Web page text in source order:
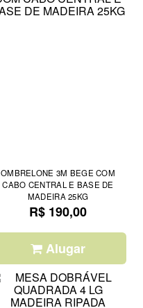
OMBRELONE 3M BEGE COM
CABO CENTRAL E BASE DE
MADEIRA 25KG
R$ 190,00
Alugar